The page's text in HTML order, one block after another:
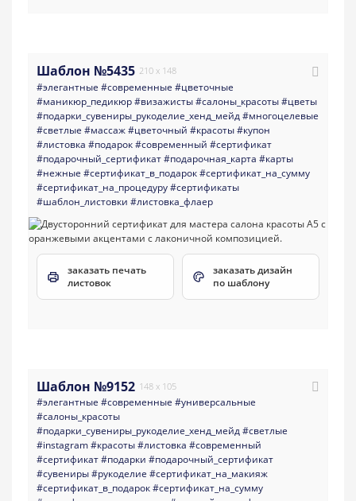
Шаблон №5435 210 x 148
#элегантные #современные #цветочные
#маникюр_педикюр#визажисты#салоны_красоты#цветы
#подарки_сувениры_рукоделие_хенд_мейд#многоцелевые
#светлые #массаж#цветочный #красоты#купон
#листовка #подарок#современный #сертификат
#подарочный_сертификат#подарочная_карта #карты
#нежные #сертификат_в_подарок#сертификат_на_сумму
#сертификат_на_процедуру#сертификаты
#шаблон_листовки #листовка_флаер
заказать печать
листовок
заказать дизайн
по шаблону
Шаблон №9152 148 x 105
#элегантные #современные #универсальные
#салоны_красоты
#подарки_сувениры_рукоделие_хенд_мейд#светлые
#instagram#красоты#листовка #современный
#сертификат#подарки #подарочный_сертификат
#сувениры#рукоделие #сертификат_на_макияж
#сертификат_в_подарок#сертификат_на_сумму